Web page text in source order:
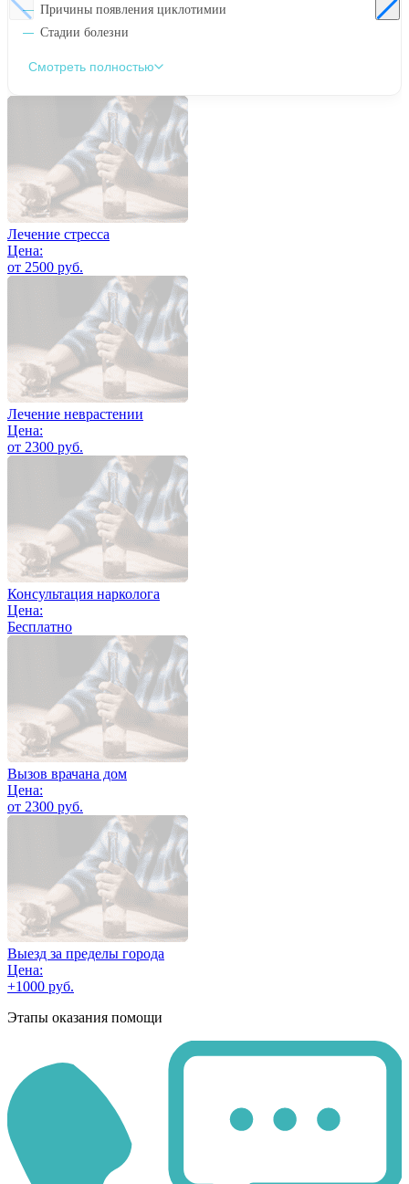
Причины появления циклотимии
Стадии болезни
Смотреть полностью
Лечение стресса
Цена:
от 2500 руб.
Лечение неврастении
Цена:
от 2300 руб.
Консультация нарколога
Цена:
Бесплатно
Вызов врачана дом
Цена:
от 2300 руб.
Выезд за пределы города
Цена:
+1000 руб.
Этапы оказания помощи